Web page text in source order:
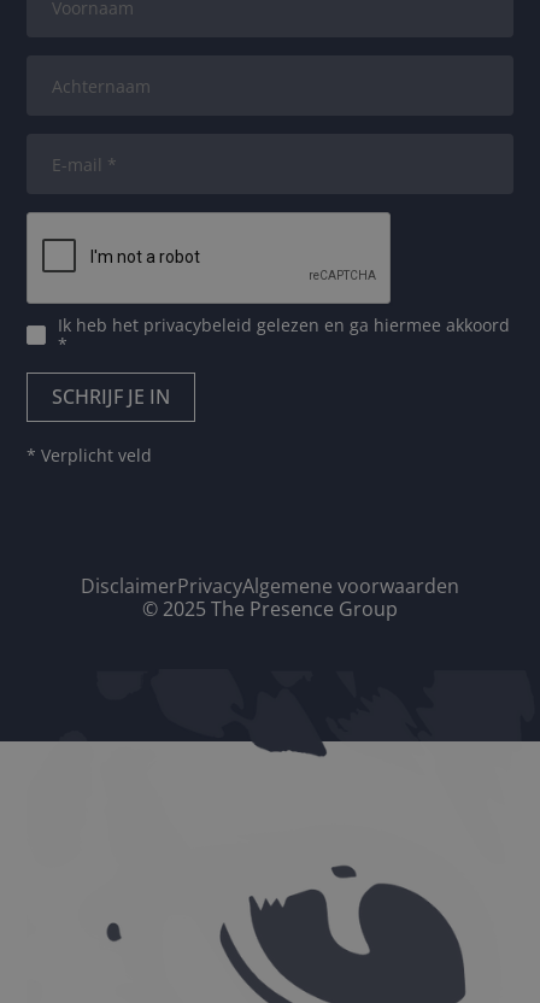
Ik heb het privacybeleid gelezen en ga hiermee akkoord
*
* Verplicht veld
DisclaimerPrivacyAlgemene voorwaarden
© 2025 The Presence Group